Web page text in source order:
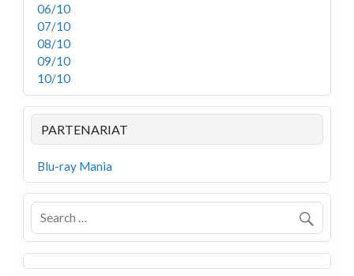
06/10
07/10
08/10
09/10
10/10
PARTENARIAT
Blu-ray Mania